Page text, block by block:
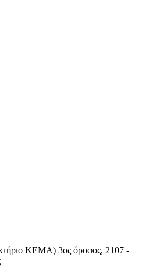
ΚΕΜΑ) 3ος όροφος, 2107 -